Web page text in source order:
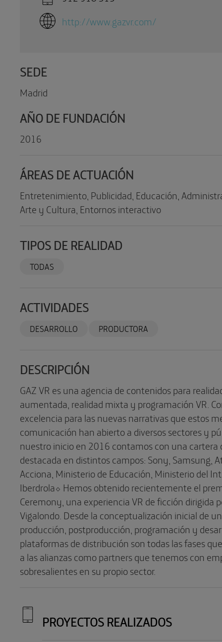
http://www.gazvr.com/
SEDE
Madrid
AÑO DE FUNDACIÓN
2016
ÁREAS DE ACTUACIÓN
Entretenimiento, Publicidad, Educación,
Arte y Cultura, Entornos interactivo
TIPOS DE REALIDAD
TODAS
ACTIVIDADES
DESARROLLO PRODUCTORA
DESCRIPCIÓN
GAZ VR es una agencia de contenidos para
aumentada, realidad mixta y programación VR.
excelencia para las nuevas narrativas que estos
comunicación han abierto a diversos sectores y
nuestro inicio en 2016 contamos con una
destacada en distintos campos: Sony, Samsung,
Acciona, Ministerio de Educación, Ministerio del
Iberdrola⬦ Hemos obtenido recientemente el
Ceremony, una experiencia VR de ficción dirigida
Vigalondo. Desde la conceptualización inicial de
producción, postproducción, programación y
plataformas de distribución son todas las fases
a las alianzas como partners que tenemos con
sobresalientes en su propio sector.
PROYECTOS REALIZADOS